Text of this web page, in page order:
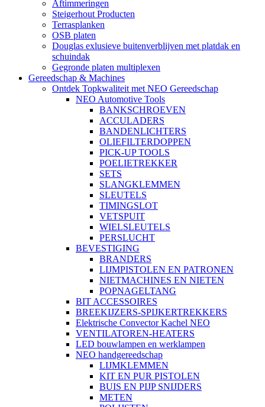
Aftimmeringen
Steigerhout Producten
Terrasplanken
OSB platen
Douglas exlusieve buitenverblijven met platdak en
schuindak
Gegronde platen multiplexen
Gereedschap & Machines
Ontdek Topkwaliteit met NEO Gereedschap
NEO Automotive Tools
BANKSCHROEVEN
ACCULADERS
BANDENLICHTERS
OLIEFILTERDOPPEN
PICK-UP TOOLS
POELIETREKKER
SETS
SLANGKLEMMEN
SLEUTELS
TIMINGSLOT
VETSPUIT
WIELSLEUTELS
PERSLUCHT
BEVESTIGING
BRANDERS
LIJMPISTOLEN EN PATRONEN
NIETMACHINES EN NIETEN
POPNAGELTANG
BIT ACCESSOIRES
BREEKIJZERS-SPIJKERTREKKERS
Elektrische Convector Kachel NEO
VENTILATOREN-HEATERS
LED bouwlampen en werklampen
NEO handgereedschap
LIJMKLEMMEN
KIT EN PUR PISTOLEN
BUIS EN PIJP SNIJDERS
METEN